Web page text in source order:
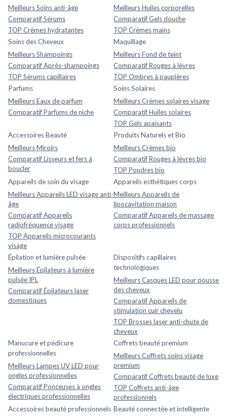
Meilleurs Soins anti-âge
Comparatif Sérums
TOP Crèmes hydratantes
Meilleurs Huiles corporelles
Comparatif Gels douche
TOP Crèmes mains
Soins des Cheveux
Meilleurs Shampoings
Comparatif Après-shampoings
TOP Sérums capillaires
Maquillage
Meilleurs Fond de teint
Comparatif Rouges à lèvres
TOP Ombres à paupières
Parfums
Meilleurs Eaux de parfum
Comparatif Parfums de niche
Soins Solaires
Meilleurs Crèmes solaires visage
Comparatif Huiles solaires
TOP Gels apaisants
Accessoires Beauté
Meilleurs Miroirs
Comparatif Lisseurs et fers à
boucler
Produits Naturels et Bio
Meilleurs Crèmes bio
Comparatif Rouges à lèvres bio
TOP Poudres bio
Appareils de soin du visage
Meilleurs Appareils LED visage anti-
âge
Comparatif Appareils
radiofréquence visage
TOP Appareils microcourants
visage
Appareils esthétiques corps
Meilleurs Appareils de
lipocavitation maison
Comparatif Appareils de massage
corps professionnels
Épilation et lumière pulsée
Meilleurs Épilateurs à lumière
pulsée IPL
Comparatif Épilateurs laser
domestiques
Dispositifs capillaires
technologiques
Meilleurs Casques LED pour pousse
des cheveux
Comparatif Appareils de
stimulation cuir chevelu
TOP Brosses laser anti-chute de
cheveux
Manucure et pédicure
professionnelles
Meilleurs Lampes UV LED pour
ongles professionnelles
Comparatif Ponceuses à ongles
électriques professionnelles
Coffrets beauté premium
Meilleurs Coffrets soins visage
premium
Comparatif Coffrets beauté de luxe
TOP Coffrets anti-âge
professionnels
Accessoires beauté professionnels Beauté connectée et intelligente